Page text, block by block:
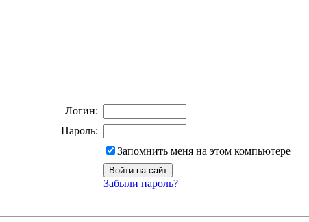
Логин:
Пароль:
Запомнить меня на этом компьютере
Забыли пароль?